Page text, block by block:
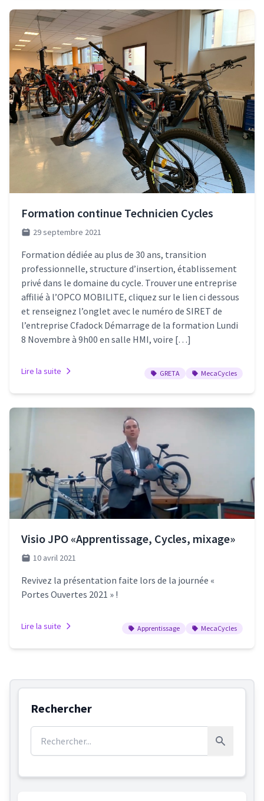
Formation continue Technicien Cycles
29 septembre 2021
Formation dédiée au plus de 30 ans, transition
professionnelle, structure d’insertion, établissement
privé dans le domaine du cycle. Trouver une entreprise
affilié à l’OPCO MOBILITE, cliquez sur le lien ci dessous
et renseignez l’onglet avec le numéro de SIRET de
l’entreprise Cfadock Démarrage de la formation Lundi
8 Novembre à 9h00 en salle HMI, voire […]
Lire la suite GRETA MecaCycles
Visio JPO «Apprentissage, Cycles, mixage»
10 avril 2021
Revivez la présentation faite lors de la journée «
Portes Ouvertes 2021 » !
Lire la suite Apprentissage MecaCycles
Rechercher
Rechercher :
Rechercher